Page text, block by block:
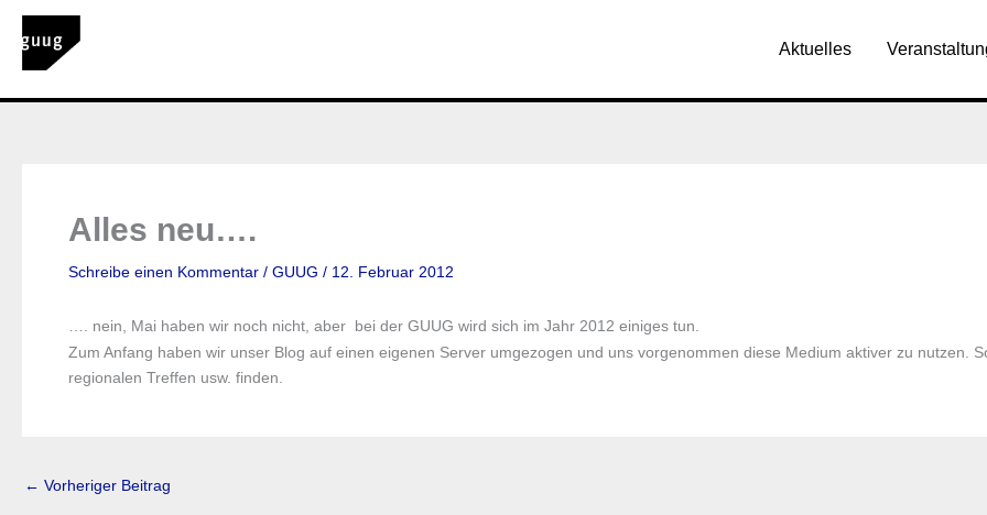
Inhalt
springen
Aktuelles
Alles neu….
Schreibe einen Kommentar / GUUG / 12. Februar 2012
…. nein, Mai haben wir noch nicht, aber bei der GUUG wird sich im Jahr 2012 einiges tun.
Zum Anfang haben wir unser Blog auf einen eigenen Server umgezogen und uns vorgenommen diese Medium aktiver zu nutzen.
regionalen Treffen usw. finden.
← Vorheriger Beitrag